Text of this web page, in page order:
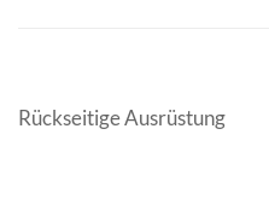
Rückseitige Ausrüstung